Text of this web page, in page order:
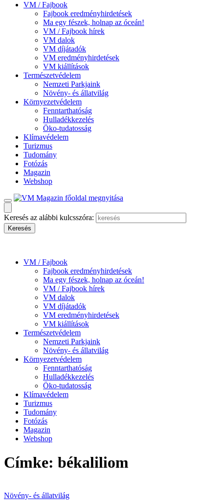
VM / Fajbook
Fajbook eredményhirdetések
Ma egy fészek, holnap az óceán!
VM / Fajbook hírek
VM dalok
VM díjátadók
VM eredményhirdetések
VM kiállítások
Természetvédelem
Nemzeti Parkjaink
Növény- és állatvilág
Környezetvédelem
Fenntarthatóság
Hulladékkezelés
Öko-tudatosság
Klímavédelem
Turizmus
Tudomány
Fotózás
Magazin
Webshop
Keresés az alábbi kulcsszóra:
VM / Fajbook
Fajbook eredményhirdetések
Ma egy fészek, holnap az óceán!
VM / Fajbook hírek
VM dalok
VM díjátadók
VM eredményhirdetések
VM kiállítások
Természetvédelem
Nemzeti Parkjaink
Növény- és állatvilág
Környezetvédelem
Fenntarthatóság
Hulladékkezelés
Öko-tudatosság
Klímavédelem
Turizmus
Tudomány
Fotózás
Magazin
Webshop
Címke: békaliliom
Növény- és állatvilág